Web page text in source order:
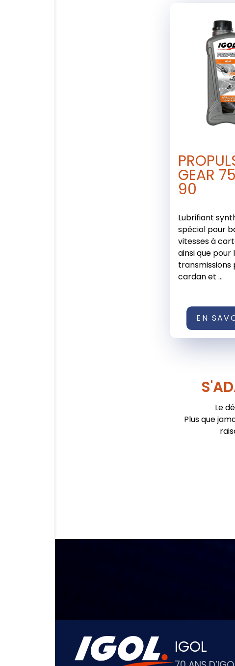
GEAR
90
Lubrifiant
spécial pour
vitesses à
ainsi que pour
transmissions
cardan et ...
EN
Le
Plus que
IGOL